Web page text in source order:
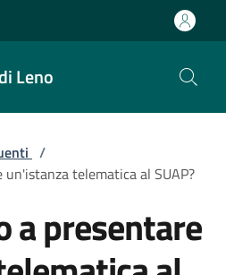
Leno
/
un'istanza telematica al SUAP?
a presentare